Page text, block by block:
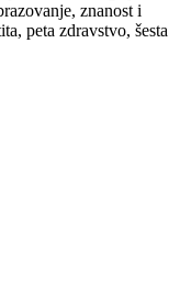
znanost i
peta zdravstvo, šesta